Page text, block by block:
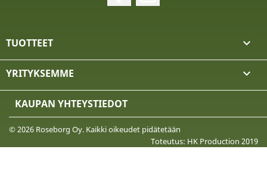
TUOTTEET 
YRITYKSEMME 
KAUPAN YHTEYSTIEDOT
© 2026 Roseborg Oy. Kaikki oikeudet pidätetään
Toteutus: HK Production 2019